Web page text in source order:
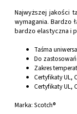
Najwyższej jakości
wymagania. Bardzo
bardzo elastyczna i
Taśma
Do
Zakres
Certyfikaty UL,
Certyfikaty UL,
Marka:Scotch®